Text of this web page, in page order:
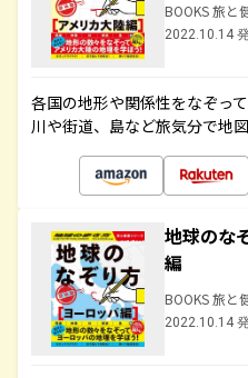
BOOKS 旅と
2022.10.14
各国の地形や関係性をなぞっ
川や街道、島など旅気分で地
地球の
編
BOOKS 旅と
2022.10.14